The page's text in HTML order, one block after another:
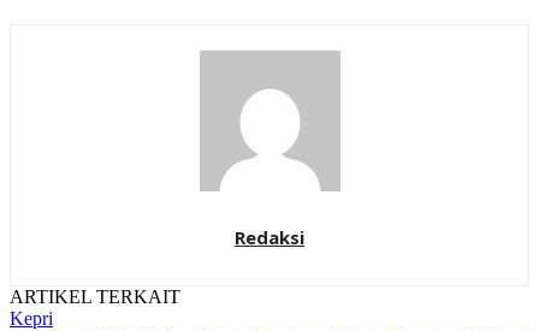
Redaksi
ARTIKEL TERKAIT
Kepri